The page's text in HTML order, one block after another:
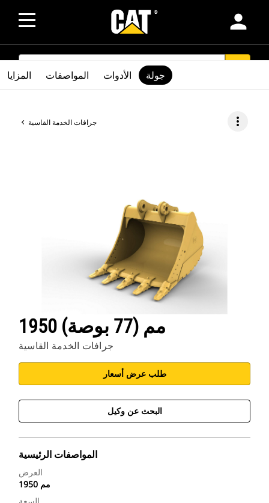
person
SEARCH
جرافات الخدمة القاسية more_vert
1950 مم (77 بوصة)
جرافات الخدمة القاسية
طلب عرض أسعار
البحث عن وكيل
المواصفات الرئيسية
العرض
1950 مم
المزايا المواصفات الأدوات جولة